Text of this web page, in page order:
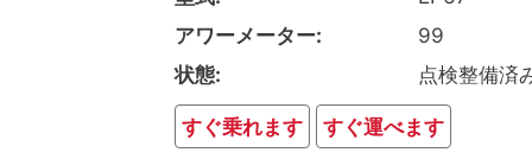
アワーメーター
99
状態
点検整備済
すぐ乗れます すぐ運べます